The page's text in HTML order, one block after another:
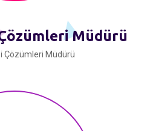
Müdürü
Çözümleri Müdürü